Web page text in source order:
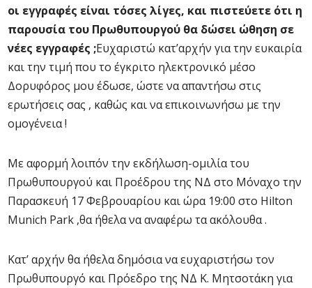
οι εγγραφές είναι τόσες λίγες, και πιστεύετε ότι η
παρουσία του Πρωθυπουργού θα δώσει ώθηση σε
νέες εγγραφές ;Ευχαριστώ κατ’αρχήν για την ευκαιρία
και την τιμή που το έγκριτο ηλεκτρονικό μέσο
Δορυφόρος μου έδωσε, ώστε να απαντήσω στις
ερωτήσεις σας , καθώς και να επικοινωνήσω με την
ομογένεια !
Με αφορμή λοιπόν την εκδήλωση-ομιλία του
Πρωθυπουργού και Προέδρου της ΝΔ στο Μόναχο την
Παρασκευή 17 Φεβρουαρίου και ώρα 19:00 στο Hilton
Munich Park ,θα ήθελα να αναφέρω τα ακόλουθα .
Κατ’ αρχήν θα ήθελα δημόσια να ευχαριστήσω τον
Πρωθυπουργό και Πρόεδρο της ΝΔ Κ. Μητσοτάκη για